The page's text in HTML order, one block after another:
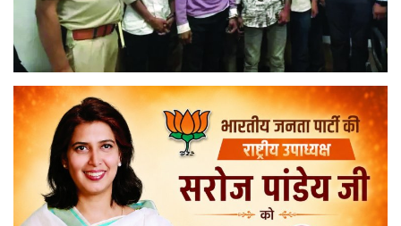
करियर
राशिफल
खेल
बिजनेस